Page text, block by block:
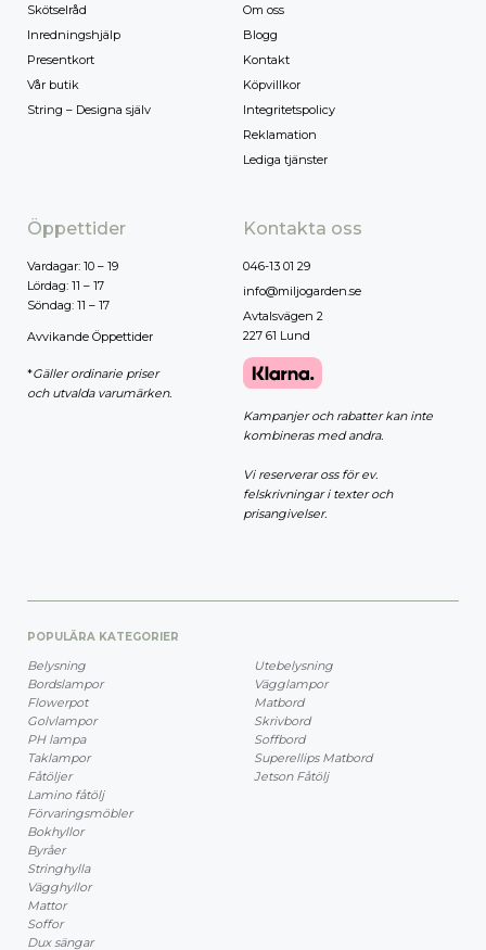
Skötselråd
Inredningshjälp
Presentkort
Vår butik
String – Designa själv
Om oss
Blogg
Kontakt
Köpvillkor
Integritetspolicy
Reklamation
Lediga tjänster
Öppettider
Vardagar: 10 – 19
Lördag: 11 – 17
Söndag: 11 – 17
Avvikande Öppettider
*Gäller ordinarie priser
och utvalda varumärken.
Kontakta oss
046-13 01 29
info@miljogarden.se
Avtalsvägen 2
227 61 Lund
Kampanjer och rabatter kan inte
kombineras med andra.
Vi reserverar oss för ev.
felskrivningar i texter och
prisangivelser.
POPULÄRA KATEGORIER
Belysning
Bordslampor
Flowerpot
Golvlampor
PH lampa
Taklampor
Fåtöljer
Lamino fåtölj
Förvaringsmöbler
Bokhyllor
Byråer
Stringhylla
Vägghyllor
Mattor
Soffor
Dux sängar
Utebelysning
Vägglampor
Matbord
Skrivbord
Soffbord
Superellips Matbord
Jetson Fåtölj